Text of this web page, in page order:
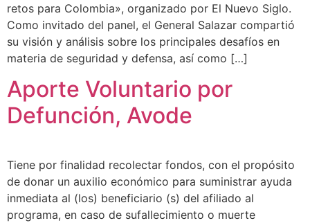
retos para Colombia», organizado por El Nuevo Siglo.
Como invitado del panel, el General Salazar compartió
su visión y análisis sobre los principales desafíos en
materia de seguridad y defensa, así como […]
Aporte Voluntario por
Defunción, Avode
Tiene por finalidad recolectar fondos, con el propósito
de donar un auxilio económico para suministrar ayuda
inmediata al (los) beneficiario (s) del afiliado al
programa, en caso de sufallecimiento o muerte